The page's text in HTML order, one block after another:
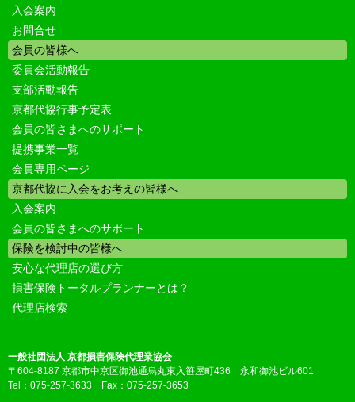
入会案内
お問合せ
会員の皆様へ
委員会活動報告
支部活動報告
京都代協行事予定表
会員の皆さまへのサポート
提携事業一覧
会員専用ページ
京都代協に入会をお考えの皆様へ
入会案内
会員の皆さまへのサポート
保険を検討中の皆様へ
安心な代理店の選び方
損害保険トータルプランナーとは？
代理店検索
一般社団法人 京都損害保険代理業協会
〒604-8187 京都市中京区御池通烏丸東入笹屋町436 永和御池ビル601
Tel：075-257-3633 Fax：075-257-3653